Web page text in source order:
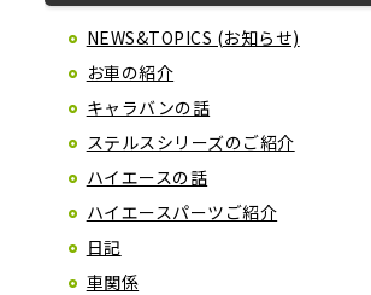
NEWS&TOPICS (お知らせ)
お車の紹介
キャラバンの話
ステルスシリーズのご紹介
ハイエースの話
ハイエースパーツご紹介
日記
車関係